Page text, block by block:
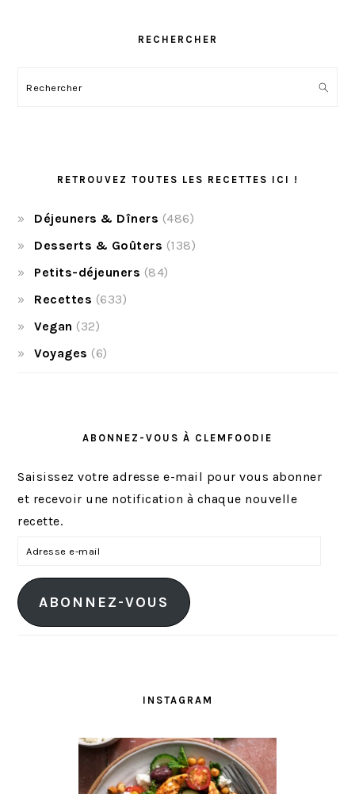
RECHERCHER
Rechercher
RETROUVEZ TOUTES LES RECETTES ICI !
Déjeuners & Dîners (486)
Desserts & Goûters (138)
Petits-déjeuners (84)
Recettes (633)
Vegan (32)
Voyages (6)
ABONNEZ-VOUS À CLEMFOODIE
Saisissez votre adresse e-mail pour vous abonner
et recevoir une notification à chaque nouvelle
recette.
r
e
ABONNEZ-VOUS
INSTAGRAM